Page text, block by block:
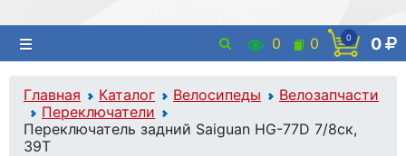
0 0 0 0
Главная Каталог Велосипеды
Велозапчасти
Переключатели
Переключатель задний Saiguan HG-77D 7/8ск,
39T